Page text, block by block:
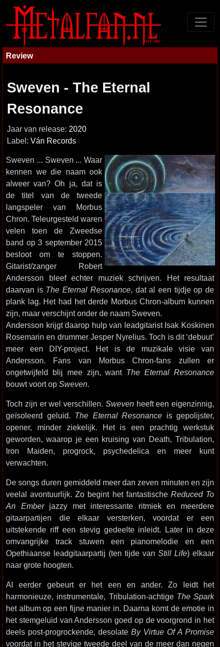
Review
Sweven - The Eternal
Resonance
Jaar van release: 2020
Label: Ván Records
Sweven ... Sweven ... Waar
kennen we die naam ook
alweer van? Oh ja, dat is
de titel van de tweede
langspeler van Morbus
Chron. Teleurgesteld waren
velen toen de Zweedse
band op 3 september 2015
besloot om te stoppen.
Gitarist/zanger Robert
Andersson bleef echter muziek schrijven. Het resultaat
daarvan is The Eternal Resonance, dat al een tijdje op de
plank lag. Het had het derde Morbus Chron-album kunnen
zijn, maar verschijnt onder de naam Sweven.
Andersson krijgt daarop hulp van leadgitarist Isak Koskinen
Rosemarin en drummer Jesper Nyrelius. Toch is dit ‘debuut’
meer een DIY-project. Het is de muzikale visie van
Andersson. Fans van Morbus Chron-fans zullen er
ongetwijfeld blij mee zijn, want The Eternal Resonance
bouwt voort op Sweven.
Toch zijn er wel verschillen. Swevenheeft een eigenzinnig,
geïsoleerd geluid. The Eternal Resonance is gepolijster,
opener, minder ziekelijk. Het is een prachtig werkstuk
geworden, waarop je een kruising van Death, Tribulation,
Iron Maiden, progrock, psychedelica en meer kunt
verwachten.
De songs duren gemiddeld meer dan zeven minuten en zijn
veelal avontuurlijk. Zo begint het fantastische Reduced To
An Emberjazzy met interessante ritmiek en meerdere
gitaarpartijen die elkaar versterken, voordat er een
uitstekende riff een stevig gedeelte inleidt. Later in deze
omvangrijke track stuwen een pianomelodie en een
Opethiaanse leadgitaarpartij (ten tijde van Still Life) elkaar
naar grote hoogten.
Al eerder gebeurt er het een en ander. Zo leidt het
harmonieuze, instrumentale, Tribulation-achtige The Spark
het album op een fijne manier in. Daarna komt de emotie in
het stemgeluid van Andersson goed op de voorgrond in het
deels post-progrockende, desolate By Virtue Of A Promise
voordat in het stevige tweede deel van de meer dan negen